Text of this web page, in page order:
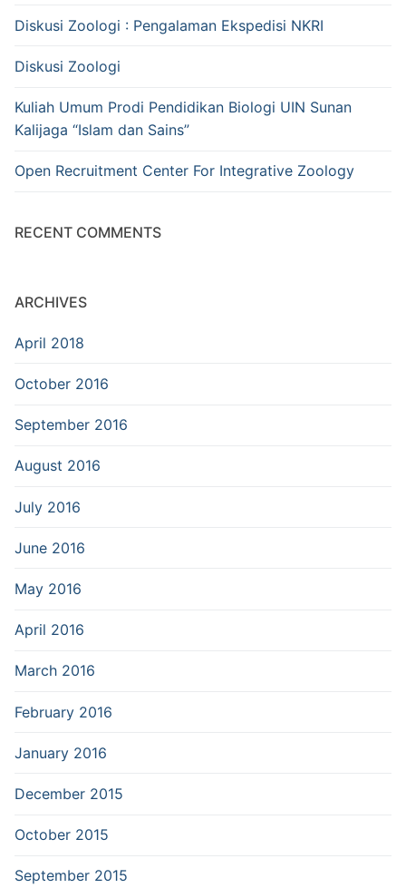
Diskusi Zoologi : Pengalaman Ekspedisi NKRI
Diskusi Zoologi
Kuliah Umum Prodi Pendidikan Biologi UIN Sunan
Kalijaga “Islam dan Sains”
Open Recruitment Center For Integrative Zoology
RECENT COMMENTS
ARCHIVES
April 2018
October 2016
September 2016
August 2016
July 2016
June 2016
May 2016
April 2016
March 2016
February 2016
January 2016
December 2015
October 2015
September 2015